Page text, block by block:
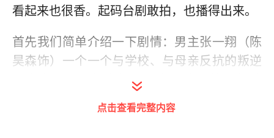
看起来也很香。起码台剧敢拍，也播得出来。
首先我们简单介绍一下剧情：男主张一翔（陈
昊森饰）一个一个与学校、与母亲反抗的叛逆
高中生，利用新来的国文老师陈孟筠进行整
蛊，以自己幼稚的手法反抗，在对老师陈孟筠
的整蛊中渐生情愫，
而女主也不是小白兔，来
点击查看完整内容